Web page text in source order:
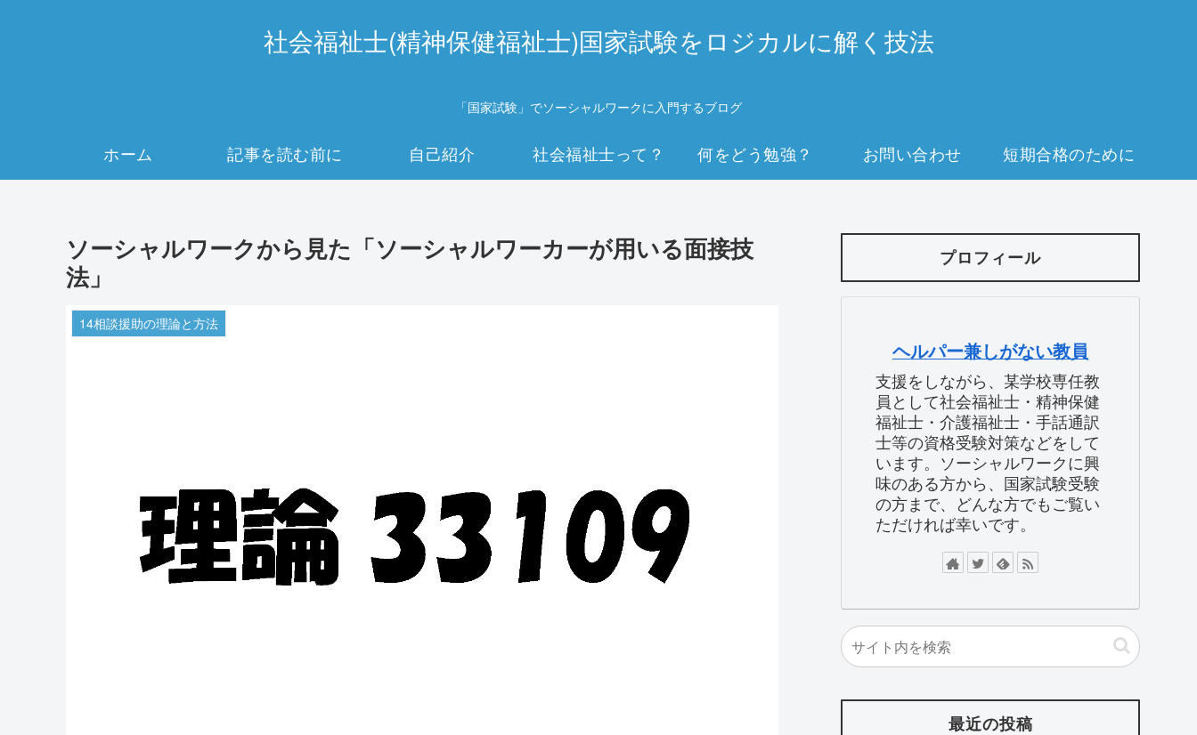
社会福祉士(精神保健福祉士)国家試験をロジカルに解く技法
「国家試験」でソーシャルワークに入門するブログ
ホーム 記事を読む前に 自己紹介 社会福祉士って？ 何をどう勉強？ お問い合わせ 短期合格のために
ソーシャルワークから見た「ソーシャルワーカーが用いる面接技
法」
14相談援助の理論と方法
プロフィール
ヘルパー兼しがない教員
支援をしながら、某学校専任教
員として社会福祉士・精神保健
福祉士・介護福祉士・手話通訳
士等の資格受験対策などをして
います。ソーシャルワークに興
味のある方から、国家試験受験
の方まで、どんな方でもご覧い
ただければ幸いです。
最近の投稿